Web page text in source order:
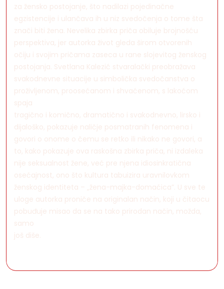
za žensko postojanje, što nadilazi pojedinačne
egzistencije i ulančava ih u niz svedočenja o tome šta
znači biti žena. Nevelika zbirka priča obiluje brojnošću
perspektiva, jer autorka život gleda širom otvorenih
očiju i svojim pričama zaseca u rane slojevitog ženskog
postojanja. Svetlana Kalezić stvaralački preobražava
svakodnevne situacije u simbolička svedočanstva o
proživljenom, proosećanom i shvaćenom, s lakoćom
spaja
tragično i komično, dramatično i svakodnevno, lirsko i
dijaloško, pokazuje naličje posmatranih fenomena i
govori o onome o čemu se retko ili nikako ne govori, a
to, kako pokazuje ova raskošna zbirka priča, ni izdaleka
nije seksualnost žene, već pre njena idiosinkratična
osećajnost, ono što kultura tabuizira uravnilovkom
ženskog identiteta – „žena-majka-domaćica”. U sve te
uloge autorka proniče na originalan način, koji u čitaocu
pobuđuje misao da se na tako prirodan način, možda,
samo
još diše.